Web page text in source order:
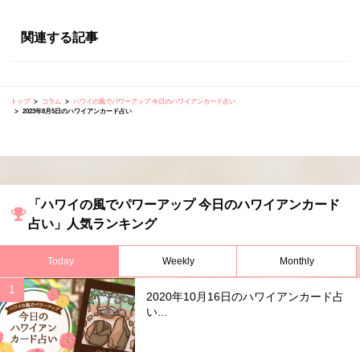
関連する記事
トップ コラム
ハワイの風でパワーアップ 今日のハワイアンカード占い
2023年8月5日のハワイアンカード占い
「ハワイの風でパワーアップ 今日のハワイアンカード
占い」人気ランキング
Today Weekly Monthly
2020年10月16日のハワイアンカード占
い...